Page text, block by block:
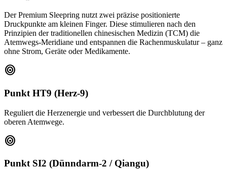
Der Premium Sleepring nutzt zwei präzise positionierte
Druckpunkte am kleinen Finger. Diese stimulieren nach den
Prinzipien der traditionellen chinesischen Medizin (TCM) die
Atemwegs-Meridiane und entspannen die Rachenmuskulatur – ganz
ohne Strom, Geräte oder Medikamente.
target
Punkt HT9 (Herz-9)
Reguliert die Herzenergie und verbessert die Durchblutung der
oberen Atemwege.
target
Punkt SI2 (Dünndarm-2 / Qiangu)